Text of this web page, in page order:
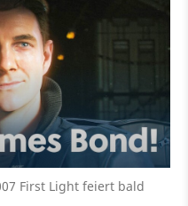
First Light feiert bald